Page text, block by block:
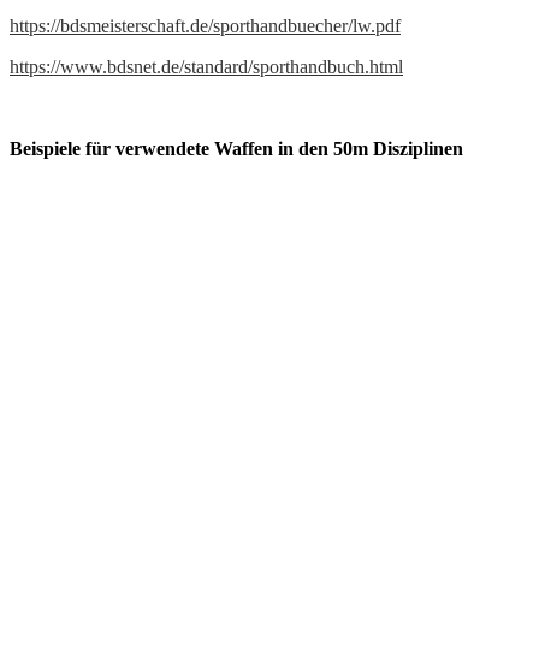
https://bdsmeisterschaft.de/sporthandbuecher/lw.pdf
https://www.bdsnet.de/standard/sporthandbuch.html
Beispiele für verwendete Waffen in den 50m Disziplinen